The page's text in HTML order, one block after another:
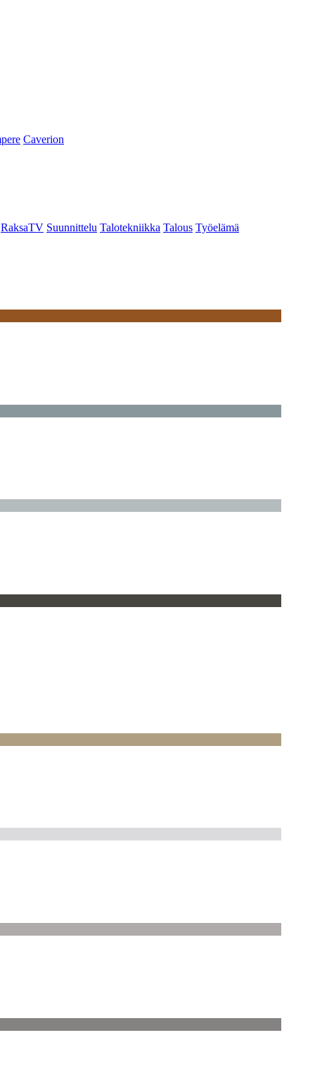
Caverion
RaksaTV Suunnittelu Talotekniikka Talous Työelämä